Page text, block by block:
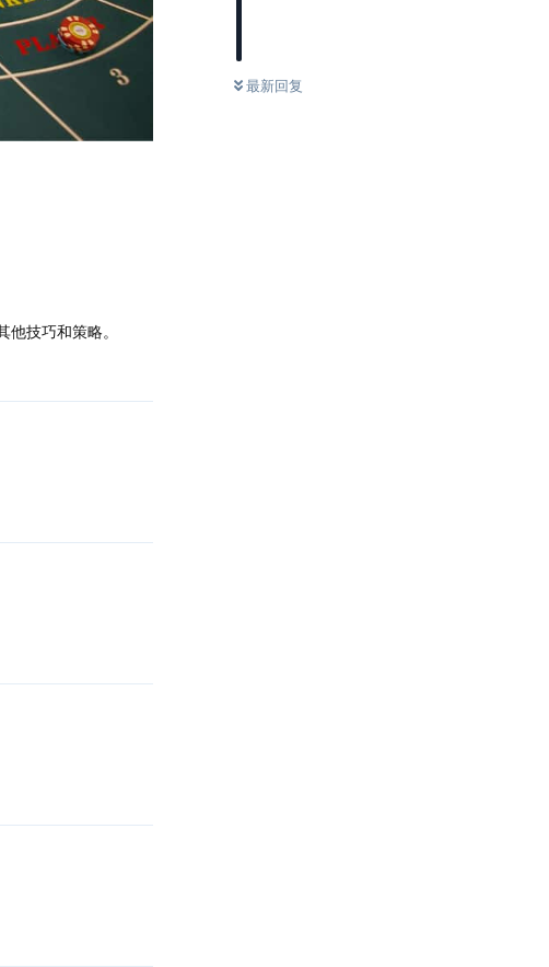
最新回复
技巧和策略。